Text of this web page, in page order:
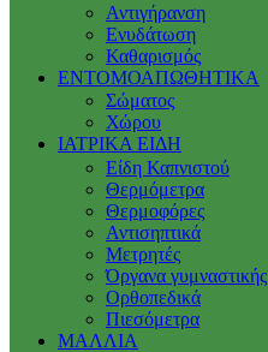
Αντιγήρανση
Ενυδάτωση
Καθαρισμός
ΕΝΤΟΜΟΑΠΩΘΗΤΙΚΑ
Σώματος
Χώρου
ΙΑΤΡΙΚΑ ΕΙΔΗ
Είδη Καπνιστού
Θερμόμετρα
Θερμοφόρες
Αντισηπτικά
Μετρητές
Όργανα γυμναστικής
Ορθοπεδικά
Πιεσόμετρα
ΜΑΛΛΙΑ